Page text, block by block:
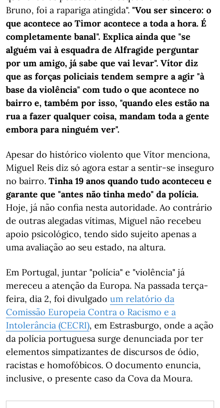
Bruno, foi a rapariga atingida". "Vou ser sincero: o
que acontece ao Timor acontece a toda a hora. É
completamente banal". Explica ainda que "se
alguém vai à esquadra de Alfragide perguntar
por um amigo, já sabe que vai levar". Vítor diz
que as forças policiais tendem sempre a agir "à
base da violência" com tudo o que acontece no
bairro e, também por isso, "quando eles estão na
rua a fazer qualquer coisa, mandam toda a gente
embora para ninguém ver".
Apesar do histórico violento que Vítor menciona,
Miguel Reis diz só agora estar a sentir-se inseguro
no bairro. Tinha 19 anos quando tudo aconteceu e
garante que "antes não tinha medo" da polícia.
Hoje, já não confia nesta autoridade. Ao contrário
de outras alegadas vítimas, Miguel não recebeu
apoio psicológico, tendo sido sujeito apenas a
uma avaliação ao seu estado, na altura.
Em Portugal, juntar "polícia" e "violência" já
mereceu a atenção da Europa. Na passada terça-
feira, dia 2, foi divulgado um relatório da
Comissão Europeia Contra o Racismo e a
Intolerância (CECRI), em Estrasburgo, onde a ação
da polícia portuguesa surge denunciada por ter
elementos simpatizantes de discursos de ódio,
racistas e homofóbicos. O documento enuncia,
inclusive, o presente caso da Cova da Moura.